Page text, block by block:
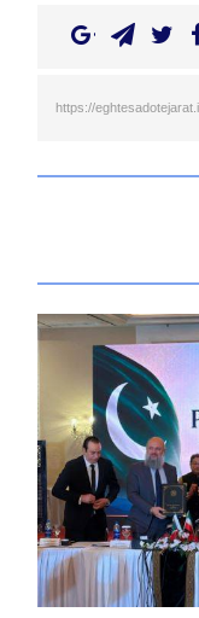
https://